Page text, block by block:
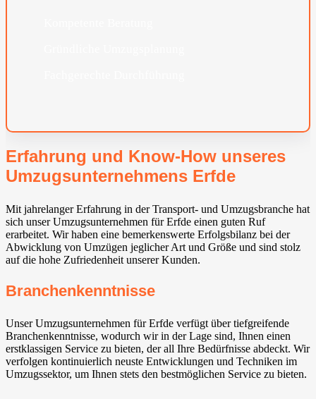
Erfahrung und Know-How unseres
Umzugsunternehmens Erfde
Mit jahrelanger Erfahrung in der Transport- und Umzugsbranche hat
sich unser Umzugsunternehmen für Erfde einen guten Ruf
erarbeitet. Wir haben eine bemerkenswerte Erfolgsbilanz bei der
Abwicklung von Umzügen jeglicher Art und Größe und sind stolz
auf die hohe Zufriedenheit unserer Kunden.
Branchenkenntnisse
Unser Umzugsunternehmen für Erfde verfügt über tiefgreifende
Branchenkenntnisse, wodurch wir in der Lage sind, Ihnen einen
erstklassigen Service zu bieten, der all Ihre Bedürfnisse abdeckt. Wir
verfolgen kontinuierlich neuste Entwicklungen und Techniken im
Umzugssektor, um Ihnen stets den bestmöglichen Service zu bieten.